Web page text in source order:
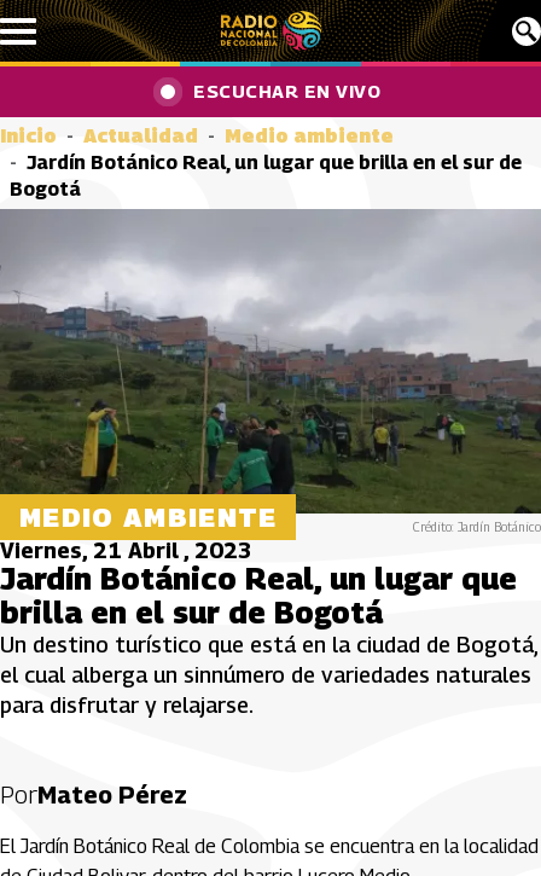
Pasar al contenido principal
ESCUCHAR EN VIVO
Inicio Actualidad
Medio ambiente
Jardín Botánico Real, un lugar que brilla en el sur de
Bogotá
MEDIO AMBIENTE Crédito: Jardín Botánico
Viernes, 21 Abril , 2023
Jardín Botánico Real, un lugar que
brilla en el sur de Bogotá
Un destino turístico que está en la ciudad de Bogotá,
el cual alberga un sinnúmero de variedades naturales
para disfrutar y relajarse.
PorMateo Pérez
El Jardín Botánico Real de Colombia se encuentra en la localidad